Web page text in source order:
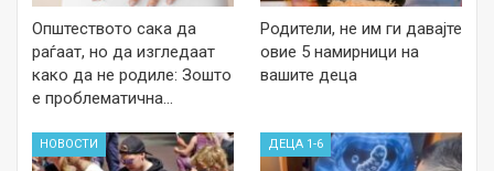
Општеството сака да
раѓаат, но да изгледаат
како да не родиле: Зошто
е проблематична…
Родители, не им ги давајте
овие 5 намирници на
вашите деца
НОВОСТИ ДЕЦА 1-6